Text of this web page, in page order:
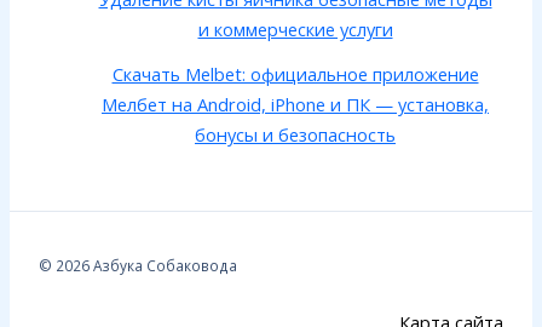
и коммерческие услуги
Скачать Melbet: официальное приложение
Мелбет на Android, iPhone и ПК — установка,
бонусы и безопасность
© 2026 Азбука Собаковода
Карта сайта